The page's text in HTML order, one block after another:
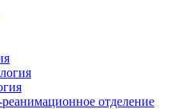
отделение